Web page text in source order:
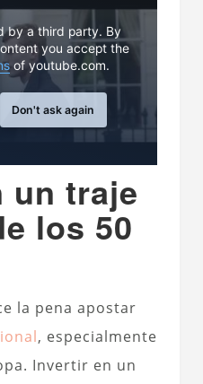
by a third party. By
you accept the
of youtube.com.
Don't ask again
un traje
los 50
la pena apostar
, especialmente
Invertir en un